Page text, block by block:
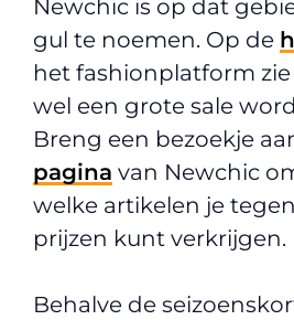
Newchic is op dat
gul te noemen. Op de
het fashionplatform
wel een grote sale
Breng een bezoekje
pagina van Newchic
welke artikelen je
prijzen kunt verkrijgen.
Behalve de